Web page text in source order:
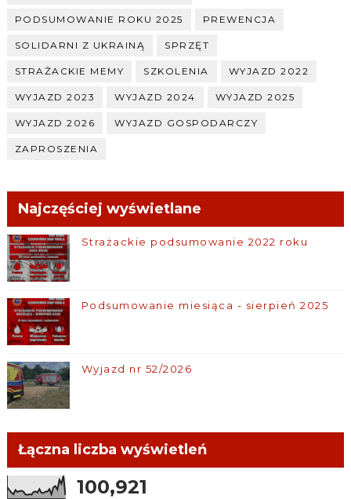
PODSUMOWANIE ROKU 2025 PREWENCJA
SOLIDARNI Z UKRAINĄ SPRZĘT
STRAŻACKIE MEMY SZKOLENIA WYJAZD 2022
WYJAZD 2023 WYJAZD 2024 WYJAZD 2025
WYJAZD 2026 WYJAZD GOSPODARCZY
ZAPROSZENIA
Najczęściej wyświetlane
Strażackie podsumowanie 2022 roku
Podsumowanie miesiąca - sierpień 2025
Wyjazd nr 52/2026
Łączna liczba wyświetleń
100,921